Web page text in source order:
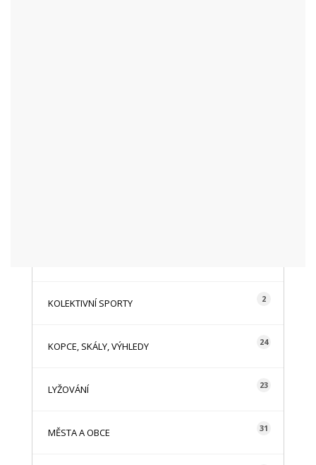
KOLEKTIVNÍ SPORTY 2
KOPCE, SKÁLY, VÝHLEDY 24
LYŽOVÁNÍ 23
MĚSTA A OBCE 31